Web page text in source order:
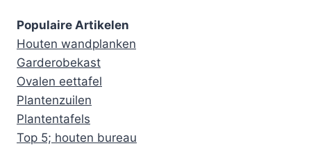
Populaire Artikelen
Houten wandplanken
Garderobekast
Ovalen eettafel
Plantenzuilen
Plantentafels
Top 5; houten bureau